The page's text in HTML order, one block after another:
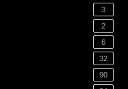
3
2
6
32
90